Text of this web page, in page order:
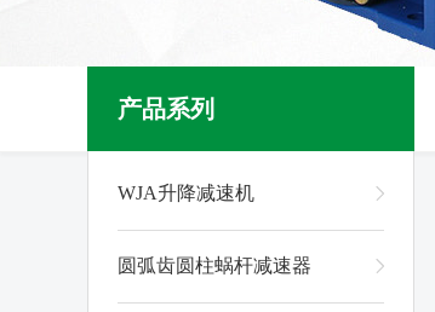
产品系列
WJA升降减速机
圆弧齿圆柱蜗杆减速器